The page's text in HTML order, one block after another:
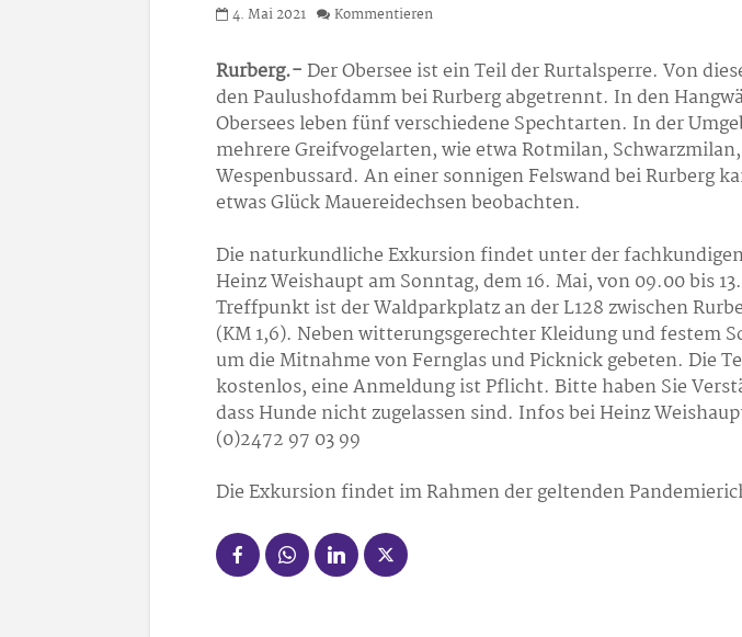
4. Mai 2021 Kommentieren
Rurberg.-Der Obersee ist ein Teil der Rurtalsperre. Von
den Paulushofdamm bei Rurberg abgetrennt. In den
Obersees leben fünf verschiedene Spechtarten. In der
mehrere Greifvogelarten, wie etwa Rotmilan,
Wespenbussard. An einer sonnigen Felswand bei Rurberg
etwas Glück Mauereidechsen beobachten.
Die naturkundliche Exkursion findet unter der
Heinz Weishaupt am Sonntag, dem 16. Mai, von 09.00 bis
Treffpunkt ist der Waldparkplatz an der L128 zwischen
(KM 1,6). Neben witterungsgerechter Kleidung und festem
um die Mitnahme von Fernglas und Picknick gebeten. Die
kostenlos, eine Anmeldung ist Pflicht. Bitte haben Sie
dass Hunde nicht zugelassen sind. Infos bei Heinz
(0)2472 97 03 99
Die Exkursion findet im Rahmen der geltenden